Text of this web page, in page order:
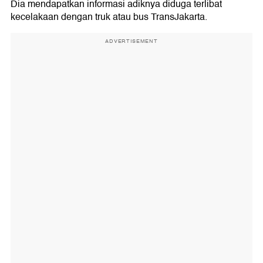
Dia mendapatkan informasi adiknya diduga terlibat
kecelakaan dengan truk atau bus TransJakarta.
ADVERTISEMENT